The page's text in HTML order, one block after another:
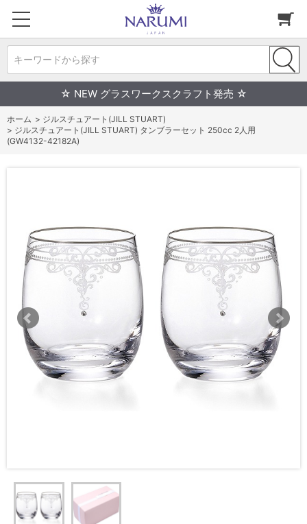
キーワードから探す
☆ NEW グラスワークスクラフト発売 ☆
ホーム > ジルスチュアート(JILL STUART)
> ジルスチュアート(JILL STUART) タンブラーセット 250cc 2人用
(GW4132-42182A)